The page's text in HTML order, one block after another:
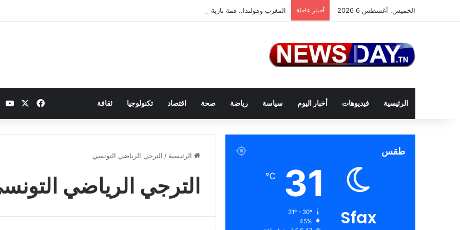
الخميس, أغسطس 6 2026 أخبار عاجلة المغرب وهولندا.. قمة نارية بطموح التأهل إلى ثمن النهائي
الرئيسية فيديوهات أخبار اليوم سياسة رياضة صحة اقتصاد تكنولوجيا ثقافة فيسبوك
الرئيسية / الترجي الرياضي التونسي
الترجي الرياضي
طقس
Sfax
31
℃
45%